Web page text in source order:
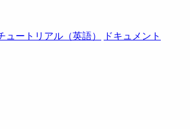
ュートリアル（英語）
ドキュメント